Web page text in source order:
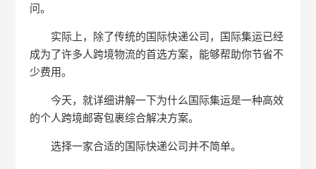
问。
实际上，除了传统的国际快递公司，国际集运已经
成为了许多人跨境物流的首选方案，能够帮助你节省不
少费用。
今天，就详细讲解一下为什么国际集运是一种高效
的个人跨境邮寄包裹综合解决方案。
选择一家合适的国际快递公司并不简单。